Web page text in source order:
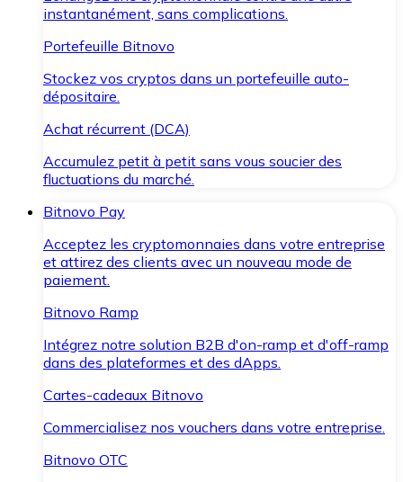
instantanément, sans complications.
Portefeuille Bitnovo
Stockez vos cryptos dans un portefeuille auto-
dépositaire.
Achat récurrent (DCA)
Accumulez petit à petit sans vous soucier des
fluctuations du marché.
Bitnovo Pay
Acceptez les cryptomonnaies dans votre entreprise
et attirez des clients avec un nouveau mode de
paiement.
Bitnovo Ramp
Intégrez notre solution B2B d'on-ramp et d'off-ramp
dans des plateformes et des dApps.
Cartes-cadeaux Bitnovo
Commercialisez nos vouchers dans votre entreprise.
Bitnovo OTC